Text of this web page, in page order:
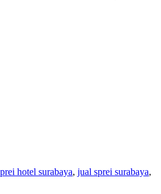
hotel surabaya, jual sprei surabaya,